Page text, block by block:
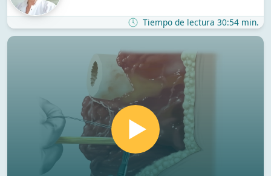
Tiempo de lectura 30:54 min.